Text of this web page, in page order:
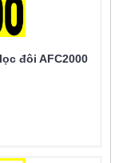
đôi AFC2000